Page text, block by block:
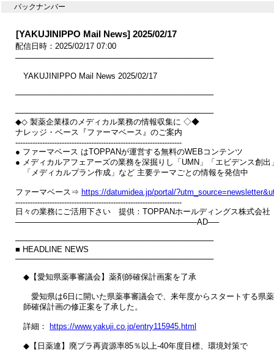
バックナンバー
[YAKUJINIPPO Mail News] 2025/02/17
配信日時：2025/02/17 07:00
────────────────────────────────────
YAKUJINIPPO Mail News 2025/02/17
────────────────────────────────────
────────────────────────────────────
◆◇ 製薬企業様のメディカル業務の情報収集に ◇◆
ナレッジ・ベース『ファーマベース』のご案内
--------------------------------------------------------------------
● ファーマベース はTOPPANが運営する無料のWEBコンテンツ
● メディカルアフェアーズの業務を深掘りし「UMN」「エビデンス創出
「メディカルプラン作成」など 主要テーマごとの情報を発信中
ファーマベース⇒ https://datumidea.jp/portal/
--------------------------------------------------------------------
日々の業務にご活用下さい　提供：TOPPANホールディングス株式会社
─────────────────────────────────AD──
────────────────────────────────────
■ HEADLINE NEWS
────────────────────────────────────
◆【愛知県薬事審議会】薬剤師確保計画案を了承
愛知県は6日に開いた県薬事審議会で、来年度からスタートする県
師確保計画の修正案を了承した。
詳細： https://www.yakuji.co.jp/entry115945.html
◆【日薬連】廃プラ再資源率85％以上‐40年度目標、環境対策で